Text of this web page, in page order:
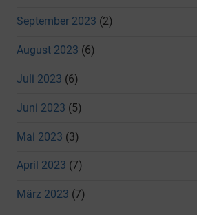
September 2023 (2)
August 2023 (6)
Juli 2023 (6)
Juni 2023 (5)
Mai 2023 (3)
April 2023 (7)
März 2023 (7)